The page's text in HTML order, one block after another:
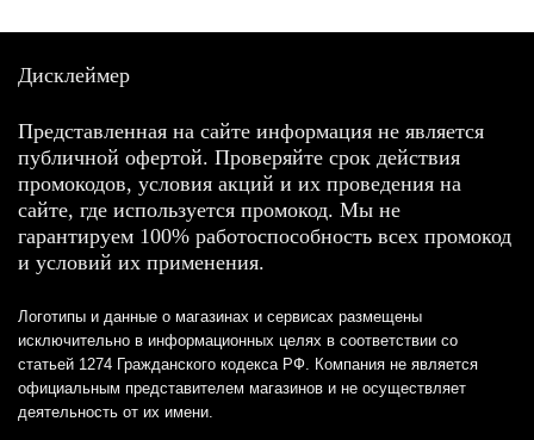
Дисклеймер
Представленная на сайте информация не является
публичной офертой. Проверяйте срок действия
промокодов, условия акций и их проведения на
сайте, где используется промокод. Мы не
гарантируем 100% работоспособность всех промокод
и условий их применения.
Логотипы и данные о магазинах и сервисах размещены
исключительно в информационных целях в соответствии со
статьей 1274 Гражданского кодекса РФ. Компания не является
официальным представителем магазинов и не осуществляет
деятельность от их имени.